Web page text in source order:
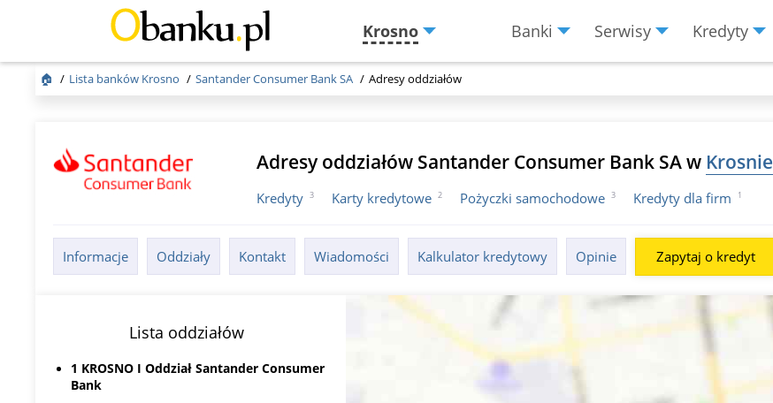
Krosno Banki Serwisy Kredyty
Menu
🏠 Lista banków Krosno Santander Consumer Bank SA Adresy oddziałów
Adresy oddziałów Santander Consumer Bank SA w Krosnie
Kredyty 3 Karty kredytowe 2 Pożyczki samochodowe 3 Kredyty dla firm 1
Informacje Oddziały Kontakt Wiadomości Kalkulator kredytowy Opinie Zapytaj o kredyt
Lista oddziałów
1 KROSNO I Oddział Santander Consumer
Bank